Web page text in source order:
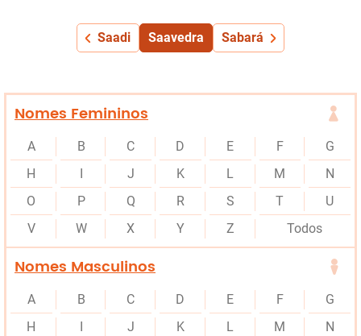
Saadi Saavedra Sabará
Nomes Femininos
A B C D E F
G
H
J K L M
N
O
P Q R S T
U
V
W X Y Z Todos
Nomes Masculinos
A B C D E F
G
H
J K L M
N